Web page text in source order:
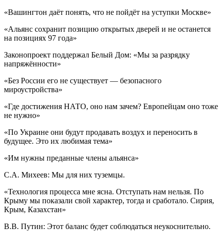
«Вашингтон даёт понять, что не пойдёт на уступки Москве»
«Альянс сохранит позицию открытых дверей и не останется
на позициях 97 года»
Законопроект поддержал Белый Дом: «Мы за разрядку
напряжённости»
«Без России его не существует — безопасного
мироустройства»
«Где достижения НАТО, оно нам зачем? Европейцам оно тоже
не нужно»
«По Украине они будут продавать воздух и переносить в
будущее. Это их любимая тема»
«Им нужны преданные члены альянса»
С.А. Михеев: Мы для них туземцы.
«Технология процесса мне ясна. Отступать нам нельзя. По
Крыму мы показали свой характер, тогда и сработало. Сирия,
Крым, Казахстан»
В.В. Путин: Этот баланс будет соблюдаться неукоснительно.